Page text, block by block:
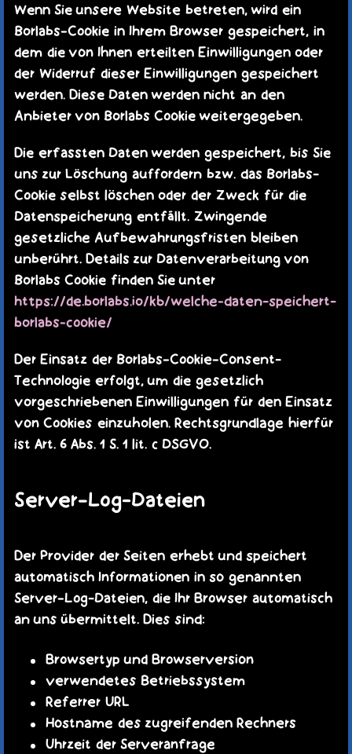
Wenn Sie unsere Website betreten, wird ein
Borlabs-Cookie in Ihrem Browser gespeichert, in
dem die von Ihnen erteilten Einwilligungen oder
der Widerruf dieser Einwilligungen gespeichert
werden. Diese Daten werden nicht an den
Anbieter von Borlabs Cookie weitergegeben.
Die erfassten Daten werden gespeichert, bis Sie
uns zur Löschung auffordern bzw. das Borlabs-
Cookie selbst löschen oder der Zweck für die
Datenspeicherung entfällt. Zwingende
gesetzliche Aufbewahrungsfristen bleiben
unberührt. Details zur Datenverarbeitung von
Borlabs Cookie finden Sie unter
https://de.borlabs.io/kb/welche-daten-speichert-
borlabs-cookie/
Der Einsatz der Borlabs-Cookie-Consent-
Technologie erfolgt, um die gesetzlich
vorgeschriebenen Einwilligungen für den Einsatz
von Cookies einzuholen. Rechtsgrundlage hierfür
ist Art. 6 Abs. 1 S. 1 lit. c DSGVO.
Server-Log-Dateien
Der Provider der Seiten erhebt und speichert
automatisch Informationen in so genannten
Server-Log-Dateien, die Ihr Browser automatisch
an uns übermittelt. Dies sind:
Browsertyp und Browserversion
verwendetes Betriebssystem
Referrer URL
Hostname des zugreifenden Rechners
Uhrzeit der Serveranfrage